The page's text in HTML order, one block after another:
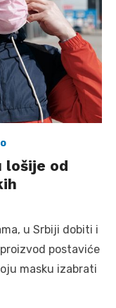
lošije od
u Srbiji dobiti i
postaviće
masku izabrati